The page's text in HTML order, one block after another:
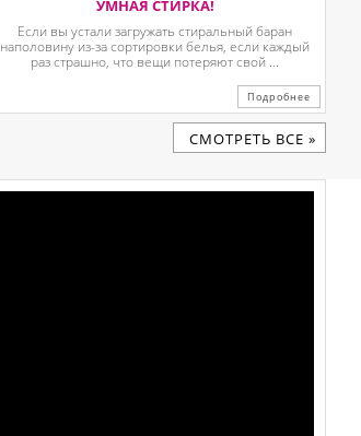
УМНАЯ СТИРКА!
Если вы устали загружать стиральный баран
наполовину из-за сортировки белья, если каждый
раз страшно, что вещи потеряют свой ...
Подробнее
CМОТРЕТЬ ВСЕ »